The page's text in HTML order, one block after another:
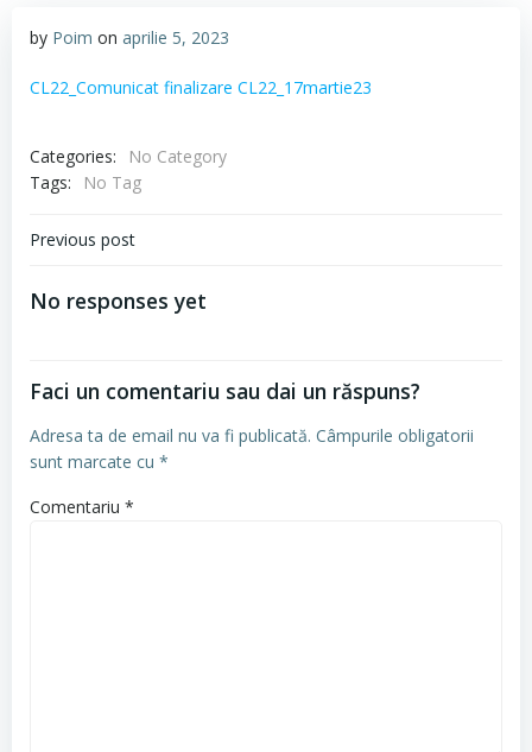
by Poim on aprilie 5, 2023
CL22_Comunicat finalizare CL22_17martie23
Categories:
No Category
Tags:
No Tag
Navigare
articole
Previous post
No responses yet
Faci un comentariu sau dai un răspuns?
Adresa ta de email nu va fi publicată. Câmpurile obligatorii
sunt marcate cu *
Comentariu *